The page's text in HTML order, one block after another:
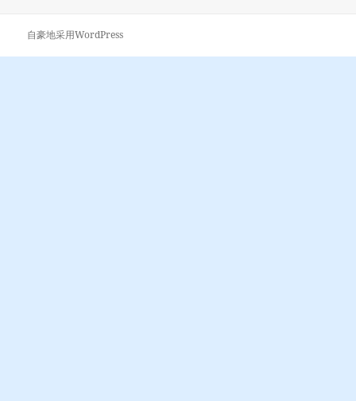
自豪地采用WordPress